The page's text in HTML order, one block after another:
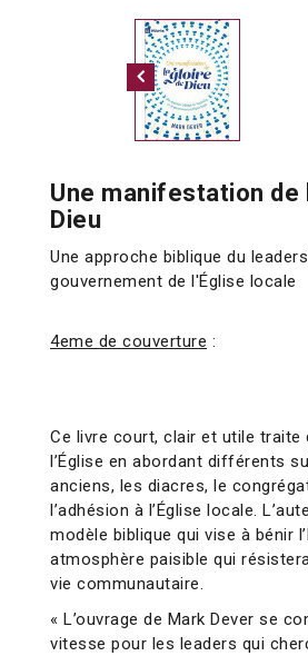
Une manifestation de
Dieu
Une approche biblique du
gouvernement de l'Église locale
4eme de couverture :
Ce livre court, clair et utile traite
l’Église en abordant différents
anciens, les diacres, le
l’adhésion à l’Église locale.
modèle biblique qui vise à bénir
atmosphère paisible qui
vie communautaire.
« L’ouvrage de Mark Dever se
vitesse pour les leaders qui